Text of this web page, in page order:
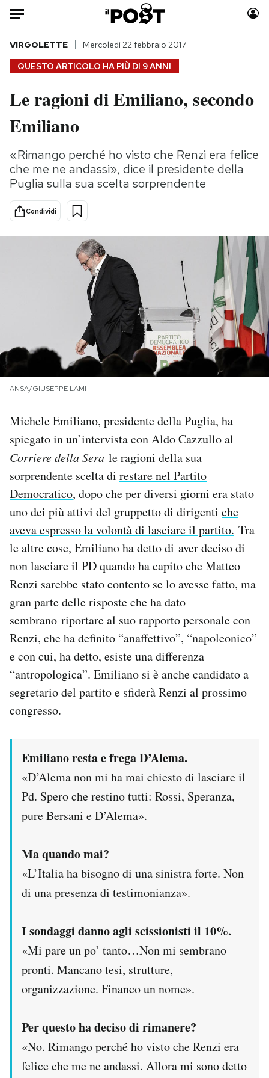
Auto
HOME
Italia
Politica
Tecnologia
Internet
Scienza
Cultura
Economia
Moda
Storie/Idee
Ok Boomer!
Media
Mondiali calcio 2026
NEWSLETTER
I MIEI PREFERITI
CALENDARIO
AREA PERSONALE
Area Personale
Newsletter
Notifiche mobile
Regala il Post
Hai bisogno di aiuto?
QUESTO ARTICOLO HA PIÙ DI 9 ANNI
VIRGOLETTE Mercoledì 22 febbraio 2017
Le ragioni di Emiliano, secondo
Emiliano
«Rimango perché ho visto che Renzi era felice
che me ne andassi», dice il presidente della
Puglia sulla sua scelta sorprendente
Condividi
ANSA/GIUSEPPE LAMI
Michele Emiliano, presidente della Puglia, ha
spiegato in un’intervista con Aldo Cazzullo al
Corriere della Sera le ragioni della sua
sorprendente scelta di restare nel Partito
Democratico, dopo che per diversi giorni era stato
uno dei più attivi del gruppetto di dirigenti che
aveva espresso la volontà di lasciare il partito. Tra
le altre cose, Emiliano ha detto di aver deciso di
non lasciare il PD quando ha capito che Matteo
Renzi sarebbe stato contento se lo avesse fatto, ma
gran parte delle risposte che ha dato
sembrano riportare al suo rapporto personale con
Renzi, che ha definito “anaffettivo”, “napoleonico”
e con cui, ha detto, esiste una differenza
“antropologica”. Emiliano si è anche candidato a
segretario del partito e sfiderà Renzi al prossimo
congresso.
Emiliano resta e frega D’Alema.
«D’Alema non mi ha mai chiesto di lasciare il
Pd. Spero che restino tutti: Rossi, Speranza,
pure Bersani e D’Alema».
Ma quando mai?
«L’Italia ha bisogno di una sinistra forte. Non
di una presenza di testimonianza».
I sondaggi danno agli scissionisti il 10%.
«Mi pare un po’ tanto…Non mi sembrano
pronti. Mancano tesi, strutture,
organizzazione. Financo un nome».
Per questo ha deciso di rimanere?
«No. Rimango perché ho visto che Renzi era
felice che me ne andassi. Allora mi sono detto